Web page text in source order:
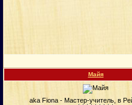
Майя
aka Fiona - Мастер-учитель, в